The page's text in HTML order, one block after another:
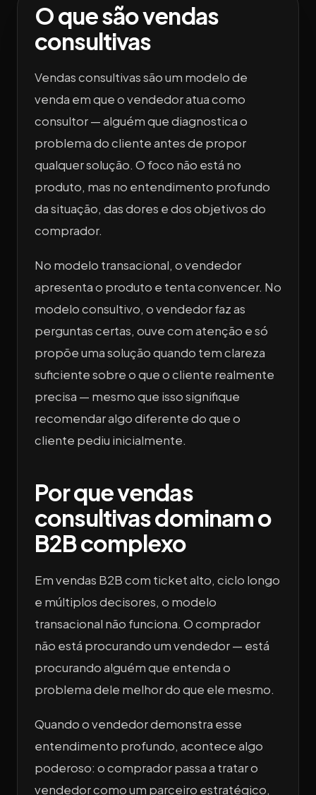
O que são vendas
consultivas
Vendas consultivas são um modelo de
venda em que o vendedor atua como
consultor — alguém que diagnostica o
problema do cliente antes de propor
qualquer solução. O foco não está no
produto, mas no entendimento profundo
da situação, das dores e dos objetivos do
comprador.
No modelo transacional, o vendedor
apresenta o produto e tenta convencer. No
modelo consultivo, o vendedor faz as
perguntas certas, ouve com atenção e só
propõe uma solução quando tem clareza
suficiente sobre o que o cliente realmente
precisa — mesmo que isso signifique
recomendar algo diferente do que o
cliente pediu inicialmente.
Por que vendas
consultivas dominam o
B2B complexo
Em vendas B2B com ticket alto, ciclo longo
e múltiplos decisores, o modelo
transacional não funciona. O comprador
não está procurando um vendedor — está
procurando alguém que entenda o
problema dele melhor do que ele mesmo.
Quando o vendedor demonstra esse
entendimento profundo, acontece algo
poderoso: o comprador passa a tratar o
vendedor como um parceiro estratégico,